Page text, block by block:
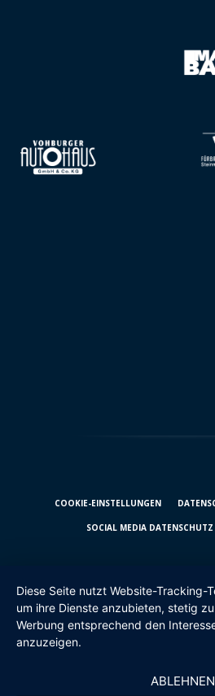
COOKIE-EINSTELLUNGEN
SOCIAL MEDIA DATENSCHUTZ
Diese Seite nutzt Website-Tracking-
um ihre Dienste anzubieten, stetig
Werbung entsprechend den
anzuzeigen.
ABLEHNEN